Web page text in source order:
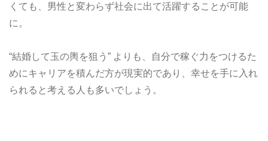
くても、男性と変わらず社会に出て活躍することが可能
に。
“結婚して玉の輿を狙う” よりも、自分で稼ぐ力をつけるた
めにキャリアを積んだ方が現実的であり、幸せを手に入れ
られると考える人も多いでしょう。